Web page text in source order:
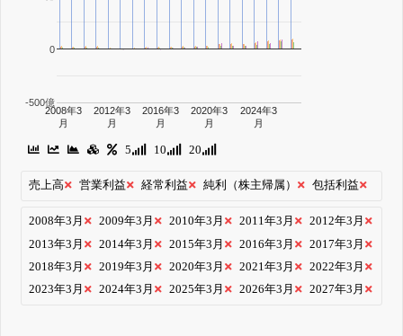
2008年3
月
2012年3
月
2016年3
月
2020年3
月
2024年3
月
-500億
0
5 10 20
売上高 営業利益 経常利益 純利（株主帰属） 包括利益
2008年3月 2009年3月 2010年3月 2011年3月
2012年3月
2013年3月
2014年3月 2015年3月 2016年3月
2017年3月
2018年3月
2019年3月 2020年3月 2021年3月
2022年3月
2023年3月
2024年3月 2025年3月 2026年3月 2027年3月